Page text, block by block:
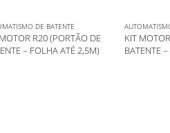
DE BATENTE
R20 (PORTÃO DE
– FOLHA ATÉ 2,5M)
KIT
BATENTE